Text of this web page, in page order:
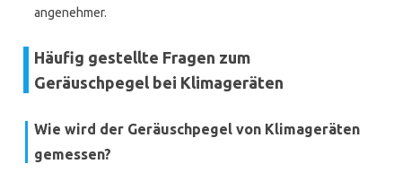
angenehmer.
Häufig gestellte Fragen zum
Geräuschpegel bei Klimageräten
Wie wird der Geräuschpegel von Klimageräten
gemessen?